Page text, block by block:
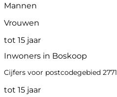
Mannen
Vrouwen
tot 15 jaar
Inwoners in Boskoop
Cijfers voor postcodegebied 2771
tot 15 jaar